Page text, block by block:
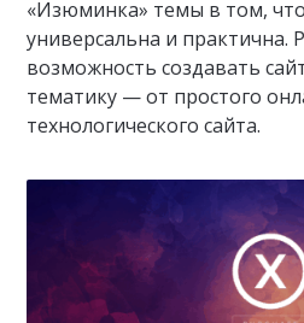
«Изюминка» темы в том,
универсальна и практична.
возможность создавать
тематику — от простого
технологического сайта.